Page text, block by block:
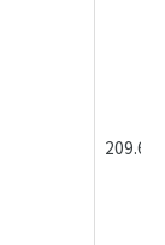
209.63